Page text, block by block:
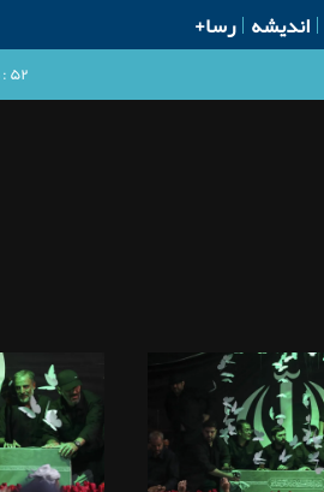
اندیشه رسا+
۵۲ : ۱۵